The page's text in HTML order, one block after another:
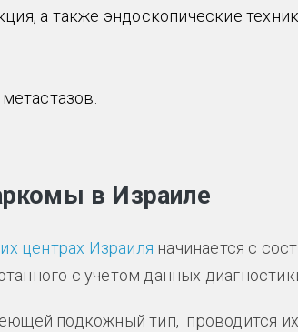
а также эндоскопические
в Израиле
центрах Израиля начинается с
с учетом данных
подкожный тип, проводится